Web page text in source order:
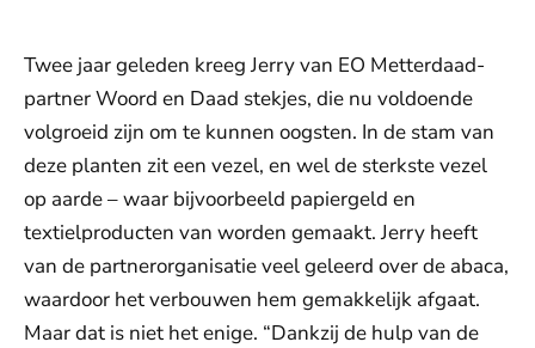
Twee jaar geleden kreeg Jerry van EO Metterdaad-
partner Woord en Daad stekjes, die nu voldoende
volgroeid zijn om te kunnen oogsten. In de stam van
deze planten zit een vezel, en wel de sterkste vezel
op aarde – waar bijvoorbeeld papiergeld en
textielproducten van worden gemaakt. Jerry heeft
van de partnerorganisatie veel geleerd over de abaca,
waardoor het verbouwen hem gemakkelijk afgaat.
Maar dat is niet het enige. “Dankzij de hulp van de